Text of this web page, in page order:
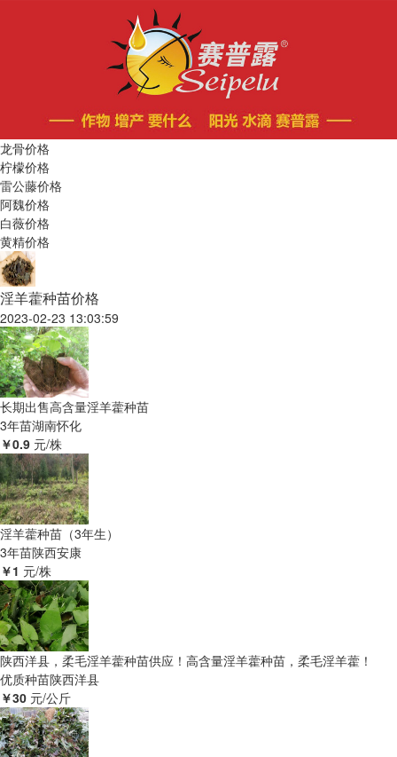
龙骨价格
柠檬价格
雷公藤价格
阿魏价格
白薇价格
黄精价格
淫羊藿种苗价格
2023-02-23 13:03:59
长期出售高含量淫羊藿种苗
3年苗湖南怀化
￥0.9 元/株
淫羊藿种苗（3年生）
3年苗陕西安康
￥1 元/株
陕西洋县，柔毛淫羊藿种苗供应！高含量淫羊藿种苗，柔毛淫羊藿！
优质种苗陕西洋县
￥30 元/公斤